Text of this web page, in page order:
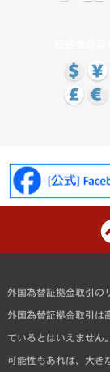
外国為替証拠金取引の
外国為替証拠金取引は
ているとはいえません
可能性もあれば、大き